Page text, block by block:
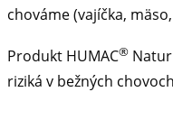
chováme (vajíčka,
Produkt HUMAC®
riziká v bežných